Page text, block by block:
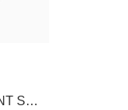
ZEGAREK MĘSKI ORIENT SUN&MOON AUTOMATIC 41,5mm RA-AS0101S10B